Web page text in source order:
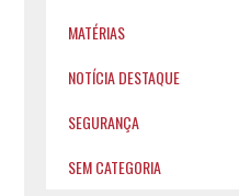
MATÉRIAS
NOTÍCIA DESTAQUE
SEGURANÇA
SEM CATEGORIA